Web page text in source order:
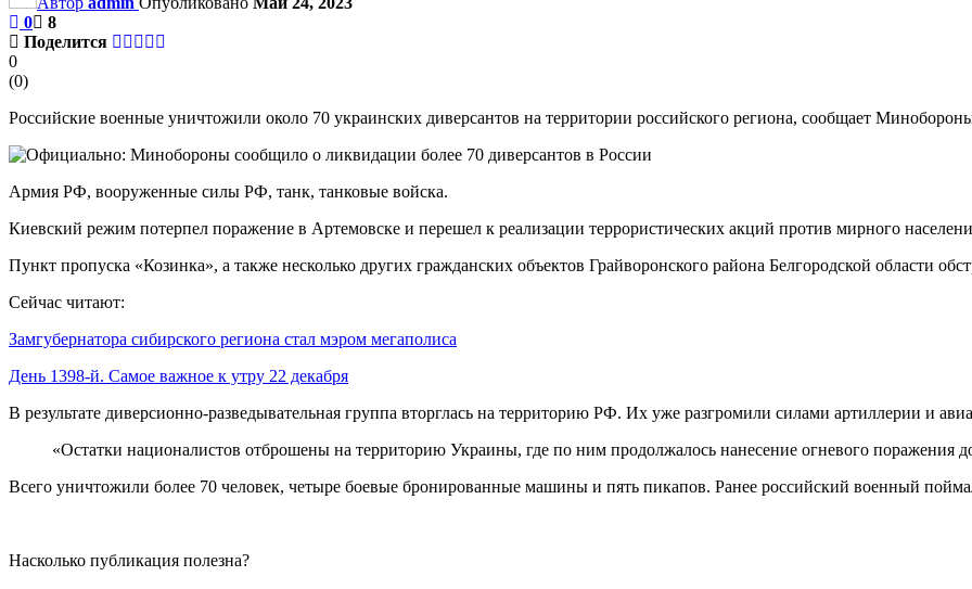
0
8
Поделится
0
(0)
Российские военные уничтожили около 70 украинских диверсантов на территории российского региона, сообщает
Армия РФ, вооруженные силы РФ, танк, танковые войска.
Киевский режим потерпел поражение в Артемовске и перешел к реализации террористических акций против мирного
Пункт пропуска «Козинка», а также несколько других гражданских объектов Грайворонского района Белгородской области
Сейчас читают:
Замгубернатора сибирского региона стал мэром мегаполиса
День 1398-й. Самое важное к утру 22 декабря
В результате диверсионно-разведывательная группа вторглась на территорию РФ. Их уже разгромили силами артиллерии и
«Остатки националистов отброшены на территорию Украины, где по ним продолжалось нанесение огневого
Всего уничтожили более 70 человек, четыре боевые бронированные машины и пять пикапов. Ранее российский военный
Насколько публикация полезна?